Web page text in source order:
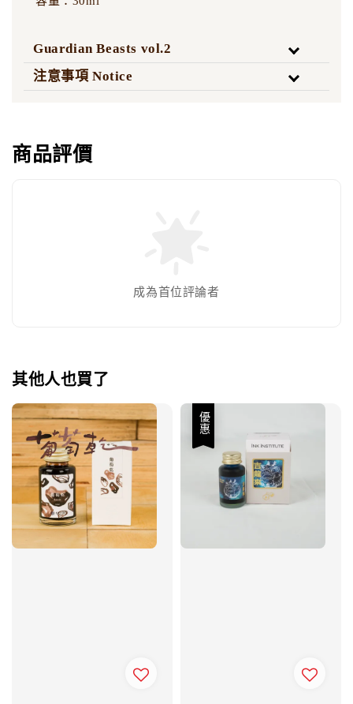
Guardian Beasts vol.2
注意事項 Notice
商品評價
成為首位評論者
其他人也買了
優惠